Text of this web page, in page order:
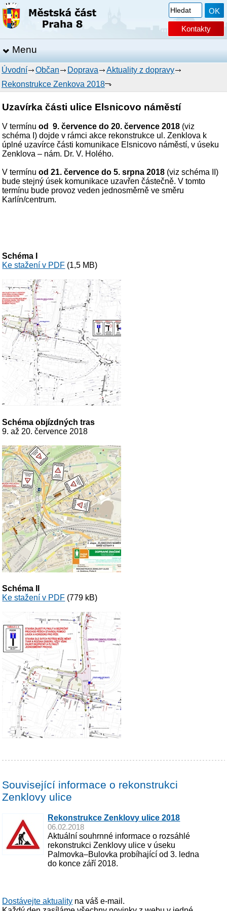
Kontakty
Menu
Úvodní Občan Doprava
Aktuality z dopravy
Rekonstrukce Zenkova 2018
Uzavírka části ulice Elsnicovo náměstí
V termínuod 9. července do 20. července 2018 (viz
schéma I) dojde v rámci akce rekonstrukce ul. Zenklova k
úplné uzavírce části komunikace Elsnicovo náměstí, v úseku
Zenklova – nám. Dr. V. Holého.
V termínuod 21. července do 5. srpna 2018 (viz schéma II)
bude stejný úsek komunikace uzavřen částečně. V tomto
termínu bude provoz veden jednosměrně ve směru
Karlín/centrum.
Schéma I
Ke stažení v PDF (1,5 MB)
Schéma objízdných tras
9. až 20. července 2018
Schéma II
Ke stažení v PDF (779 kB)
Související informace o rekonstrukci
Zenklovy ulice
Rekonstrukce Zenklovy ulice 2018
06.02.2018
Aktuální souhrnné informace o rozsáhlé
rekonstrukci Zenklovy ulice v úseku
Palmovka–Bulovka probíhající od 3. ledna
do konce září 2018.
Dostávejte aktuality na váš e-mail.